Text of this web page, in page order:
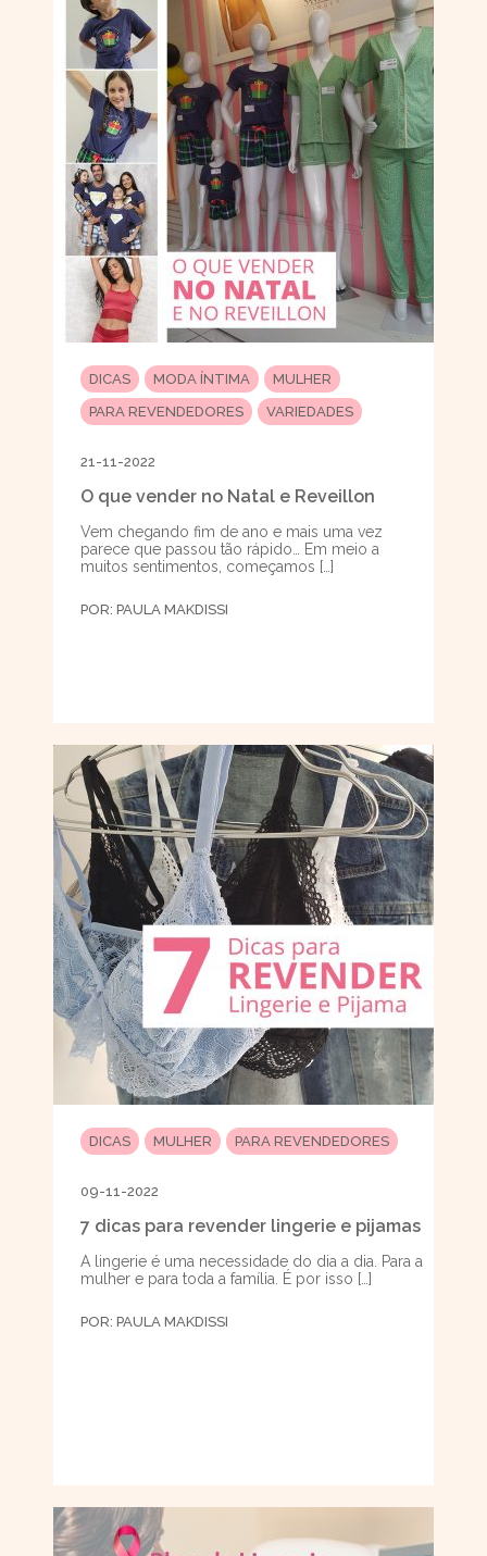
DICAS MODA ÍNTIMA
MULHER
PARA REVENDEDORES
VARIEDADES
21-11-2022
O que vender no Natal e Reveillon
Vem chegando fim de ano e mais uma vez
parece que passou tão rápido… Em meio a
muitos sentimentos, começamos […]
POR: PAULA MAKDISSI
DICAS MULHER PARA REVENDEDORES
09-11-2022
7 dicas para revender lingerie e pijamas
A lingerie é uma necessidade do dia a dia. Para a
mulher e para toda a família. É por isso […]
POR: PAULA MAKDISSI